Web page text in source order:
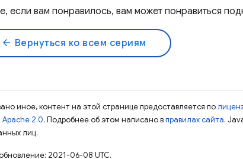
если вам понравилось, вам может понравиться
arrow_back Вернуться ко всем сериям
иное, контент на этой странице предоставляется по
Apache 2.0. Подробнее об этом написано вправилах сайта.
лиц.
2021-06-08 UTC.